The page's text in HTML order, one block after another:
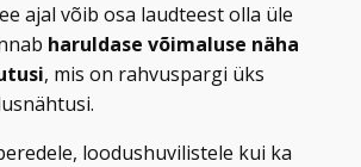
ajal võib osa laudteest olla üle
haruldase võimaluse näha
, mis on rahvuspargi üks
loodushuvilistele kui ka